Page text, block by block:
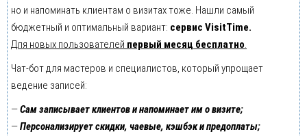
но и напоминать клиентам о визитах тоже. Нашли самый
бюджетный и оптимальный вариант: сервис VisitTime.
Для новых пользователей первый месяц бесплатно.
Чат-бот для мастеров и специалистов, который упрощает
ведение записей:
—Сам записывает клиентов и напоминает им о визите;
—Персонализирует скидки, чаевые, кэшбэк и предоплаты;